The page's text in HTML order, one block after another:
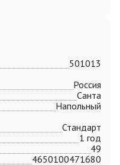
501013
Россия
Санта
Напольный
Стандарт
1 год
49
4650100471680